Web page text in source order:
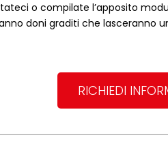
o compilate l’apposito
doni graditi che lasceranno
RICHIEDI